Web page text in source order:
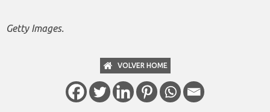
Getty Images.
VOLVER HOME